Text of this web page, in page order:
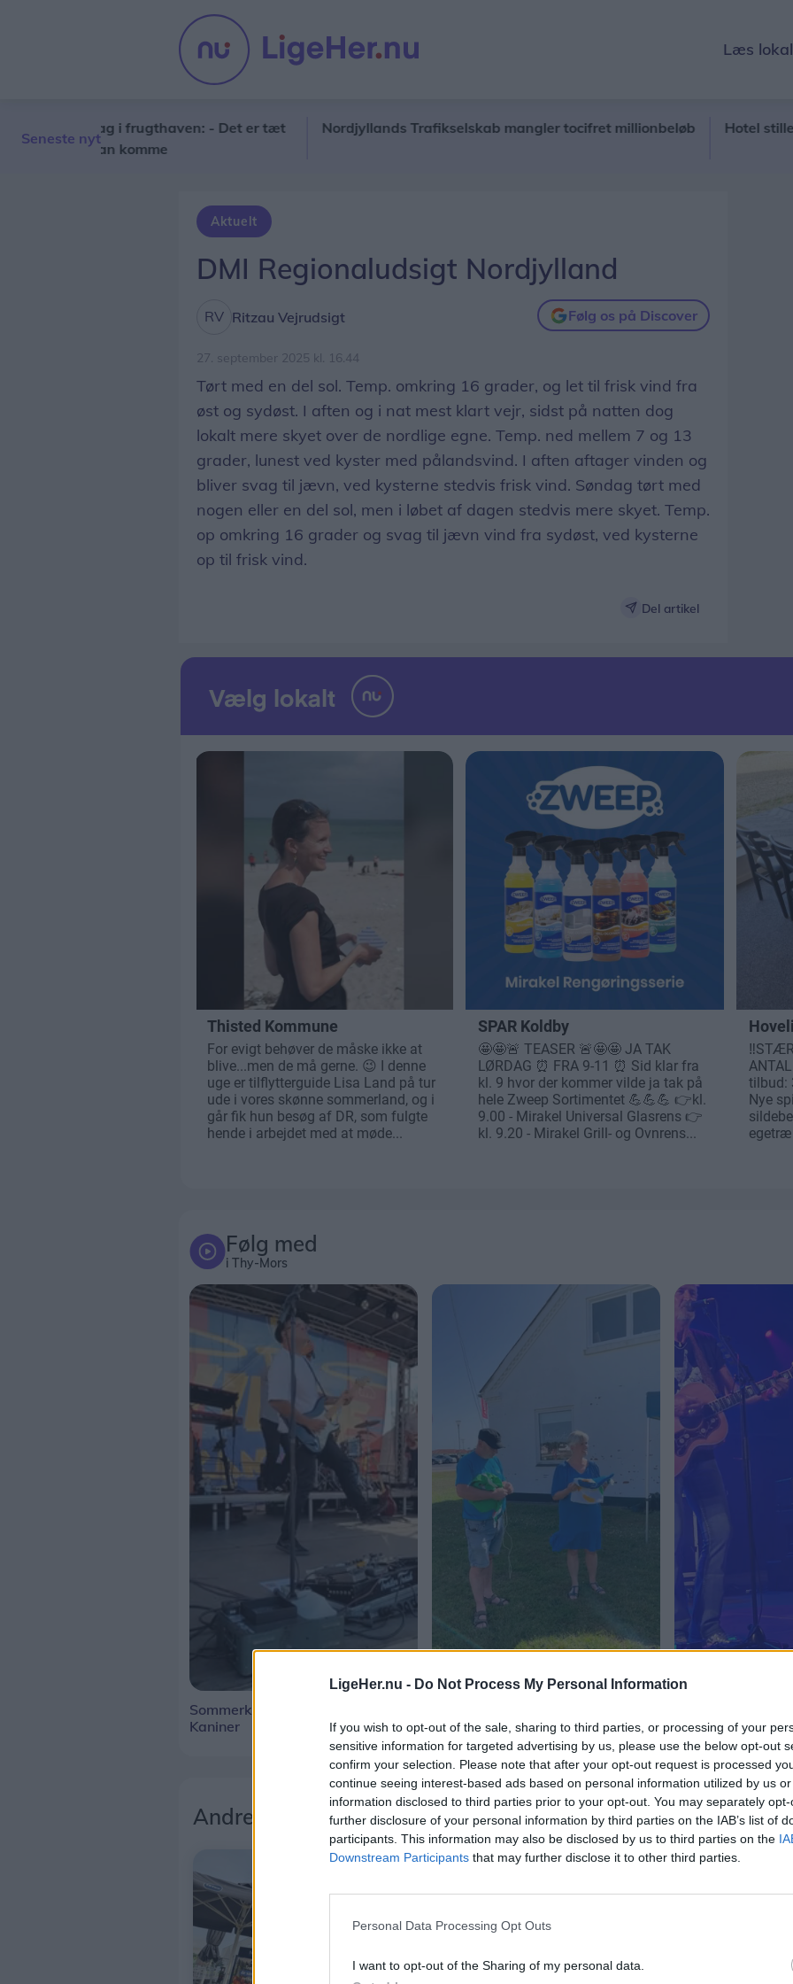
LigeHer.nu - Do Not Process My Personal Information
If you wish to opt-out of the sale, sharing to third parties, or processing of your
sensitive information for targeted advertising by us, please use the below opt-out
confirm your selection. Please note that after your opt-out request is processed
continue seeing interest-based ads based on personal information utilized by us
information disclosed to third parties prior to your opt-out. You may separately
further disclosure of your personal information by third parties on the IAB’s list of
participants. This information may also be disclosed by us to third parties on the
Downstream Participants that may further disclose it to other third parties.
Personal Data Processing Opt Outs
I want to opt-out of the Sharing of my personal data.
Læs
Seneste nyt
torsdag i frugthaven: - Det er tæt
ikke kan komme
Nordjyllands Trafikselskab mangler tocifret millionbeløb Hotel stiller
Aktuelt
DMI Regionaludsigt Nordjylland
Ritzau Vejrudsigt Følg os på Discover
27. september 2025 kl. 16.44
Tørt med en del sol. Temp. omkring 16 grader, og let til frisk vind fra
øst og sydøst. I aften og i nat mest klart vejr, sidst på natten dog
lokalt mere skyet over de nordlige egne. Temp. ned mellem 7 og 13
grader, lunest ved kyster med pålandsvind. I aften aftager vinden og
bliver svag til jævn, ved kysterne stedvis frisk vind. Søndag tørt med
nogen eller en del sol, men i løbet af dagen stedvis mere skyet. Temp.
op omkring 16 grader og svag til jævn vind fra sydøst, ved kysterne
op til frisk vind.
Del artikel
Følg med
i Thy-Mors
Sommerkoncert med De Vilde
Kaniner
Andre læser også